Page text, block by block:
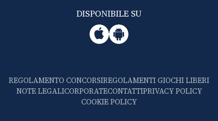
DISPONIBILE SU
REGOLAMENTO CONCORSIREGOLAMENTI GIOCHI LIBERI
NOTE LEGALICORPORATECONTATTIPRIVACY POLICY
COOKIE POLICY